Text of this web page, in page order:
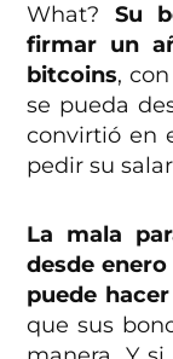
What? Su
firmar un
bitcoins,
se pueda
convirtió en
pedir su
La mala
desde
puede
que sus